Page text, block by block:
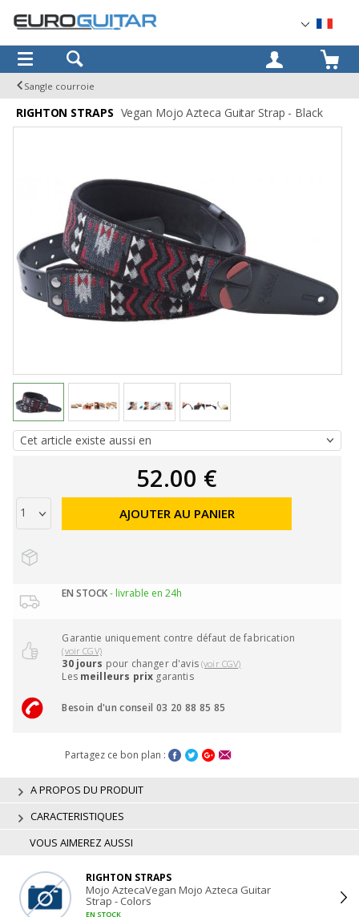
OK
Sangle courroie
RIGHTON STRAPS Vegan Mojo Azteca Guitar Strap - Black
52.00 €
AJOUTER AU PANIER
EN STOCK- livrable en 24h
Garantie uniquement contre défaut de fabrication
(voir CGV)
30 jours pour changer d'avis(voir CGV)
Les meilleurs prix garantis
Besoin d'un conseil 03 20 88 85 85
Partagez ce bon plan :
A PROPOS DU PRODUIT
CARACTERISTIQUES
VOUS AIMEREZ AUSSI
RIGHTON STRAPS
Mojo AztecaVegan Mojo Azteca Guitar
Strap - Colors
EN STOCK